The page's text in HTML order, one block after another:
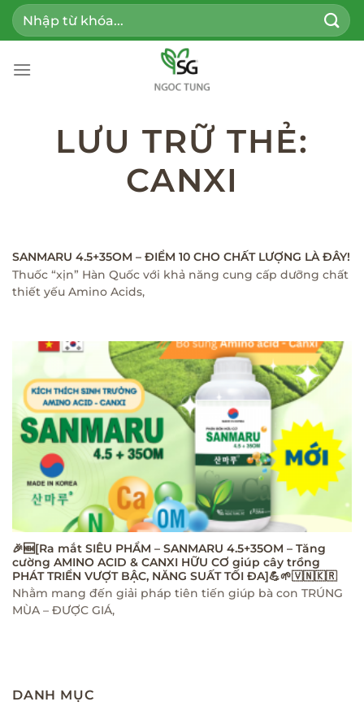
Bỏ
qua
dung
Tìm
kiếm:
LƯU TRỮ THẺ:
CANXI
SANMARU 4.5+35OM – ĐIỂM 10 CHO CHẤT LƯỢNG LÀ ĐÂY!
Thuốc “xịn” Hàn Quốc với khả năng cung cấp dưỡng chất
thiết yếu Amino Acids,
🎉🆕[Ra mắt SIÊU PHẨM – SANMARU 4.5+35OM – Tăng
cường AMINO ACID & CANXI HỮU CƠ giúp cây trồng
PHÁT TRIỂN VƯỢT BẬC, NĂNG SUẤT TỐI ĐA]💪🌱🇻🇳🇰🇷
Nhằm mang đến giải pháp tiên tiến giúp bà con TRÚNG
MÙA – ĐƯỢC GIÁ,
DANH MỤC